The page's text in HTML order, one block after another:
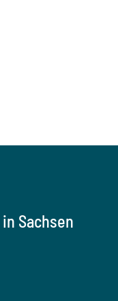
in Sachsen